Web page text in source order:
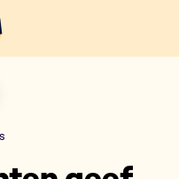
VRT NWS
geef jij